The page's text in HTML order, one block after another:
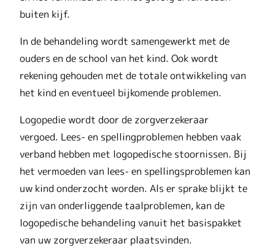
buiten kijf.
In de behandeling wordt samengewerkt met de
ouders en de school van het kind. Ook wordt
rekening gehouden met de totale ontwikkeling van
het kind en eventueel bijkomende problemen.
Logopedie wordt door de zorgverzekeraar
vergoed. Lees- en spellingproblemen hebben vaak
verband hebben met logopedische stoornissen. Bij
het vermoeden van lees- en spellingsproblemen kan
uw kind onderzocht worden. Als er sprake blijkt te
zijn van onderliggende taalproblemen, kan de
logopedische behandeling vanuit het basispakket
van uw zorgverzekeraar plaatsvinden.